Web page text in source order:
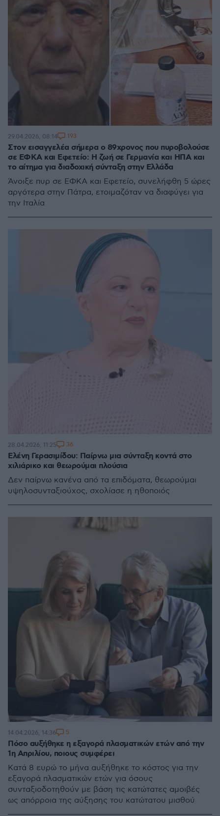
Στον εισαγγελέα σήμερα ο 89χρονος που πυροβολούσε
σε ΕΦΚΑ και Εφετείο: Η ζωή σε Γερμανία και ΗΠΑ και
το αίτημα για διαδοχική σύνταξη στην Ελλάδα
Άνοιξε πυρ σε ΕΦΚΑ και Εφετείο, συνελήφθη 5 ώρες
αργότερα στην Πάτρα, ετοιμαζόταν να διαφύγει για
την Ιταλία
29.04.2026, 08:14 193
Ελένη Γερασιμίδου: Παίρνω μια σύνταξη κοντά στο
χιλιάρικο και θεωρούμαι πλούσια
Δεν παίρνω κανένα από τα επιδόματα, θεωρούμαι
υψηλοσυνταξιούχος, σχολίασε η ηθοποιός
28.04.2026, 11:25 36
Πόσο αυξήθηκε η εξαγορά πλασματικών ετών από την
1η Απριλίου, ποιους συμφέρει
Κατά 8 ευρώ το μήνα αυξήθηκε το κόστος για την
εξαγορά πλασματικών ετών για όσους
συνταξιοδοτηθούν με βάση τις κατώτατες αμοιβές
ως απόρροια της αύξησης του κατώτατου μισθού
14.04.2026, 14:36 5